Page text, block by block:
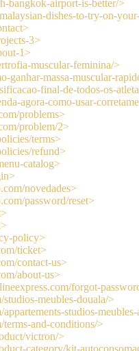
bangkok-airport-is-better/>
dishes-to-try-on-
3>
1>
muscular-feminina/>
ganhar-massa-muscular-
final-de-todos-os-
agora-como-usar-
problems>
problem/2>
terms>
refund>
catalog>
novedades>
password/reset>
policy>
ticket>
contact-us>
about-us>
forgot-
meubles-douala/>
studios-
and-conditions/>
victron/>
category/kit-